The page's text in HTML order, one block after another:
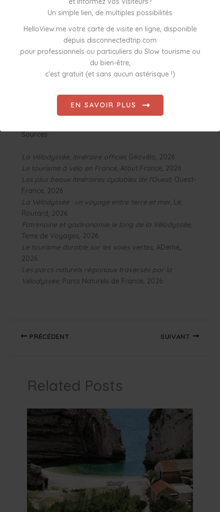
Un simple lien, de multiples possibilités
HelloView.me votre carte de visite en ligne, disponible
depuis disconnectedtrip.com
pour professionnels ou particuliers du Slow tourisme ou
du bien-être,
c'est gratuit (et sans aucun astérisque !)
EN SAVOIR PLUS
balade d’une journée, un week-end découverte ou
aventure de plusieurs semaines, la Vélodyssée
promet des souvenirs inoubliables, entre liberté,
Sources
La Vélodyssée, itinéraire officiel, Géovélo, 2026
Le tourisme à vélo en France, Atout France, 2026
Les plus beaux itinéraires cyclables de l’Ouest, Ouest-
France, 2026
La Vélodyssée : un voyage entre terre et mer, Le
Routard, 2026
Patrimoine et gastronomie le long de la Vélodyssée,
Terre de Voyages, 2026
Le tourisme durable sur les voies vertes, ADeme,
2026
Les parcs naturels régionaux traversés par la
Vélodyssée, Parcs Naturels de France, 2026
PRÉCÉDENT SUIVANT
Related Posts